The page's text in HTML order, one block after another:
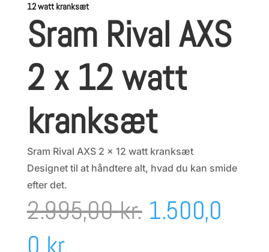
12 watt kranksæt
Sram Rival AXS
2 x 12 watt
kranksæt
Sram Rival AXS 2 x 12 watt kranksæt
Designet til at håndtere alt, hvad du kan smide
efter det.
2.995,00kr. Den
1.500,0
0 kr.